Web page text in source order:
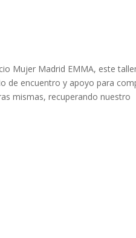
Mujer Madrid EMMA, este
de encuentro y apoyo para
mismas, recuperando nuestro